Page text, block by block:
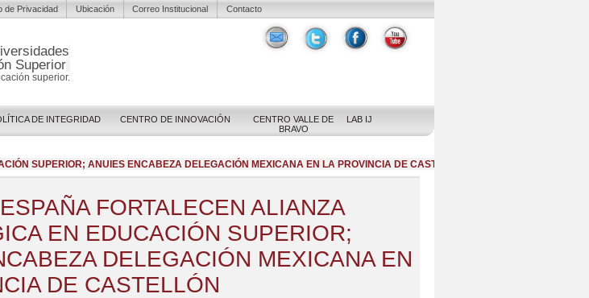
Superior
superior.
DE INTEGRIDAD CENTRO DE INNOVACIÓN
CENTRO VALLE DE
BRAVO
LAB IJ
de Privacidad Ubicación Correo Institucional Contacto
SUPERIOR; ANUIES ENCABEZA DELEGACIÓN MEXICANA EN LA PROVINCIA DE CASTELLÓN
FORTALECEN ALIANZA
EN EDUCACIÓN SUPERIOR;
DELEGACIÓN MEXICANA EN
DE CASTELLÓN